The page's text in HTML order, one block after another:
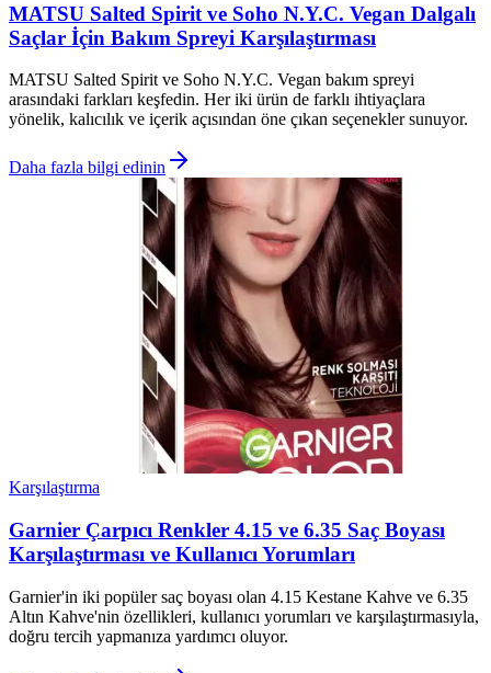
MATSU Salted Spirit ve Soho N.Y.C. Vegan Dalgalı
Saçlar İçin Bakım Spreyi Karşılaştırması
MATSU Salted Spirit ve Soho N.Y.C. Vegan bakım spreyi
arasındaki farkları keşfedin. Her iki ürün de farklı ihtiyaçlara
yönelik, kalıcılık ve içerik açısından öne çıkan seçenekler sunuyor.
Daha fazla bilgi edinin
Karşılaştırma
Garnier Çarpıcı Renkler 4.15 ve 6.35 Saç Boyası
Karşılaştırması ve Kullanıcı Yorumları
Garnier'in iki popüler saç boyası olan 4.15 Kestane Kahve ve 6.35
Altın Kahve'nin özellikleri, kullanıcı yorumları ve karşılaştırmasıyla,
doğru tercih yapmanıza yardımcı oluyor.